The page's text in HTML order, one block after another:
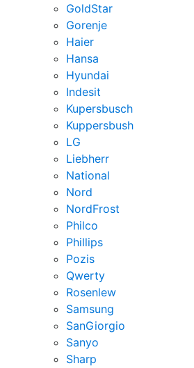
GoldStar
Gorenje
Haier
Hansa
Hyundai
Indesit
Kupersbusch
Kuppersbush
LG
Liebherr
National
Nord
NordFrost
Philco
Phillips
Pozis
Qwerty
Rosenlew
Samsung
SanGiorgio
Sanyo
Sharp